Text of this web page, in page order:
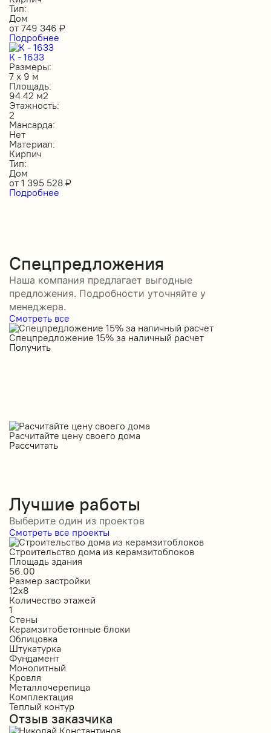
Тип:
Дом
от 749 346 ₽
Подробнее
К - 1633
Размеры:
7 х 9 м
Площадь:
94.42 м2
Этажность:
2
Мансарда:
Нет
Материал:
Кирпич
Тип:
Дом
от 1 395 528 ₽
Подробнее
Спецпредложения
Наша компания предлагает выгодные
предложения. Подробности уточняйте у
менеджера.
Смотреть все
Спецпредложение 15% за наличный расчет
Получить
Расчитайте цену своего дома
Рассчитать
Лучшие работы
Выберите один из проектов
Смотреть все проекты
Строительство дома из керамзитоблоков
Площадь здания
56.00
Размер застройки
12х8
Количество этажей
1
Стены
Керамзитобетонные блоки
Облицовка
Штукатурка
Фундамент
Монолитный
Кровля
Металлочерепица
Комплектация
Теплый контур
Отзыв заказчика